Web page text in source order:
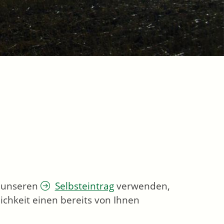
Selbsteintragverwenden,
einen bereits von Ihnen